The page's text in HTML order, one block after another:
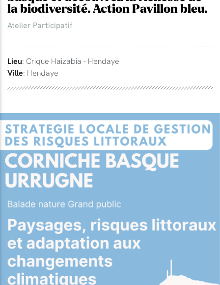
la biodiversité. Action Pavillon bleu.
Atelier Participatif
Lieu: Crique Haizabia - Hendaye
Ville: Hendaye